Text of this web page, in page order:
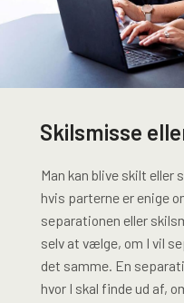
Skilsmisse
Man kan blive skilt eller
hvis parterne er enige
separationen eller
selv at vælge, om I vil
det samme. En
hvor I skal finde ud af,